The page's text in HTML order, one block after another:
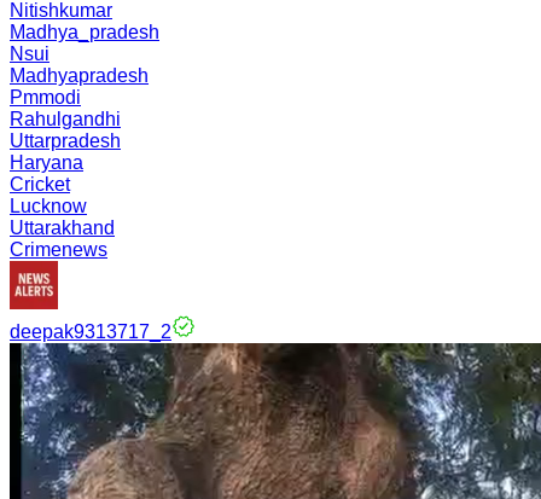
Nitishkumar
Madhya_pradesh
Nsui
Madhyapradesh
Pmmodi
Rahulgandhi
Uttarpradesh
Haryana
Cricket
Lucknow
Uttarakhand
Crimenews
deepak9313717_2